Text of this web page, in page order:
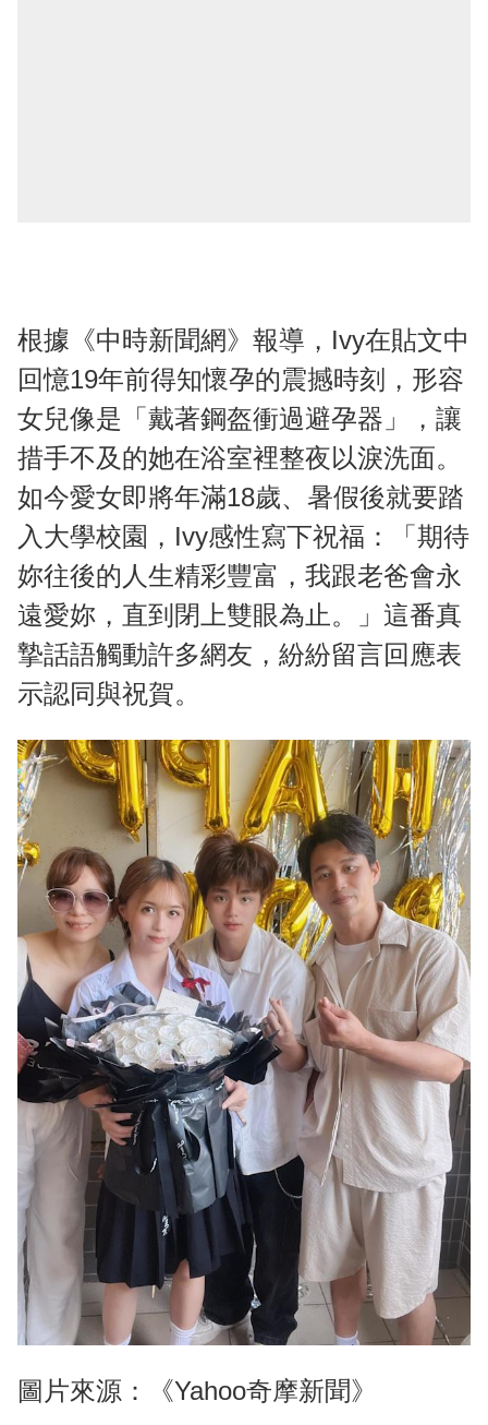
根據《中時新聞網》報導，Ivy在貼文中
回憶19年前得知懷孕的震撼時刻，形容
女兒像是「戴著鋼盔衝過避孕器」，讓
措手不及的她在浴室裡整夜以淚洗面。
如今愛女即將年滿18歲、暑假後就要踏
入大學校園，Ivy感性寫下祝福：「期待
妳往後的人生精彩豐富，我跟老爸會永
遠愛妳，直到閉上雙眼為止。」這番真
摯話語觸動許多網友，紛紛留言回應表
示認同與祝賀。
圖片來源：《Yahoo奇摩新聞》